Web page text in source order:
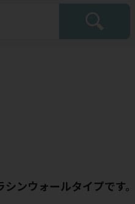
ンウォールタイプです。